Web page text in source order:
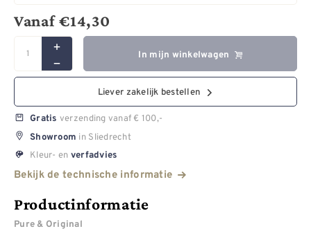
Vanaf€14,30
In mijn winkelwagen
Liever zakelijk bestellen
Gratis verzending vanaf € 100,-
Showroom in Sliedrecht
Kleur- en verfadvies
Bekijk de technische informatie
Productinformatie
Pure & Original